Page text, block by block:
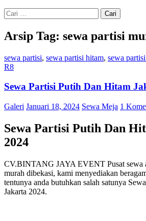
Cari
untuk:
Arsip Tag: sewa partisi
sewa partisi, sewa partisi hitam, sewa
R8
Sewa Partisi Putih Dan Hitam
Galeri Januari 18, 2024 Sewa Meja 1
Sewa Partisi Putih Dan
2024
CV.BINTANG JAYA EVENT Pusat sewa
murah dibekasi, kami menyediakan
tentunya anda butuhkan salah satunya
Jakarta 2024.